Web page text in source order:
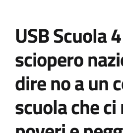
USB Scuola
sciopero
dire no a un
scuola che